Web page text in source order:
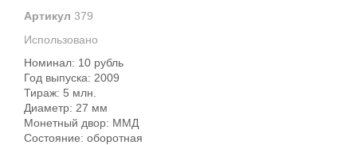
Артикул 379
Использовано
Номинал: 10 рубль
Год выпуска: 2009
Тираж: 5 млн.
Диаметр: 27 мм
Монетный двор: ММД
Состояние: оборотная